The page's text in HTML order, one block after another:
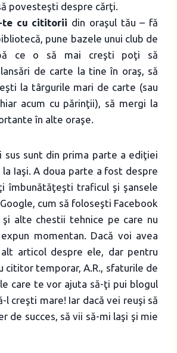
povesteşti despre cărţi.
te cu cititorii din oraşul tău – fă
pune bazele unui club de
ce o să mai creşti poţi să
de carte la tine în oraş, să
la târgurile mari de carte (sau
acum cu părinţii), să mergi la
în alte oraşe.
sus sunt din prima parte a ediţiei
Iaşi. A doua parte a fost despre
îmbunătăţeşti traficul şi şansele
cum să foloseşti Facebook
şi alte chestii tehnice pe care nu
momentan. Dacă voi avea
articol despre ele, dar pentru
cititor temporar, A.R., sfaturile de
care te vor ajuta să-ţi pui blogul
l creşti mare! Iar dacă vei reuşi să
de succes, să vii să-mi laşi şi mie